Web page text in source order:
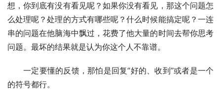
想，你到底有没有看见呢？如果你没有看见，那这个问题怎
么处理呢？处理的方式有哪些呢？什么时候能搞定呢？一连
串的问题在他脑海中飘过，花费了他大量的时间去帮你思考
问题。最坏的结果就是认为你这个人不靠谱。
一定要懂的反馈，那怕是回复“好的、收到”或者是一个
的符号都行。